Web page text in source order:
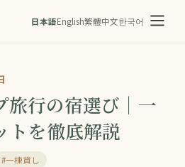
日本語English繁體中文한국어
旅行の宿選び｜一
トを徹底解説
#一棟貸し